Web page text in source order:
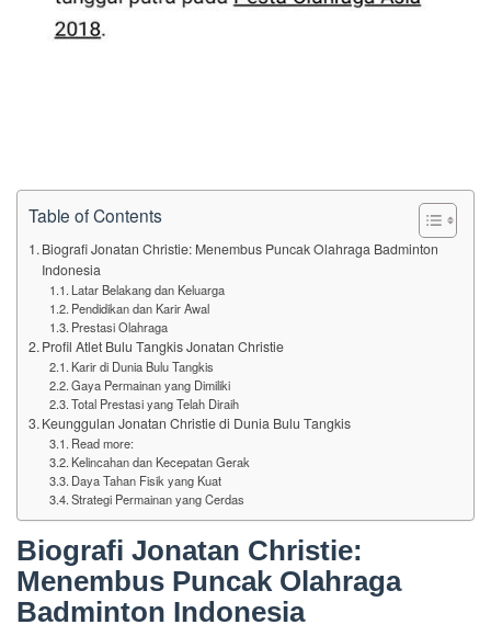
Table of Contents
Biografi Jonatan Christie: Menembus Puncak Olahraga Badminton
Indonesia
Latar Belakang dan Keluarga
Pendidikan dan Karir Awal
Prestasi Olahraga
Profil Atlet Bulu Tangkis Jonatan Christie
Karir di Dunia Bulu Tangkis
Gaya Permainan yang Dimiliki
Total Prestasi yang Telah Diraih
Keunggulan Jonatan Christie di Dunia Bulu Tangkis
Read more:
Kelincahan dan Kecepatan Gerak
Daya Tahan Fisik yang Kuat
Strategi Permainan yang Cerdas
Biografi Jonatan Christie:
Menembus Puncak Olahraga
Badminton Indonesia